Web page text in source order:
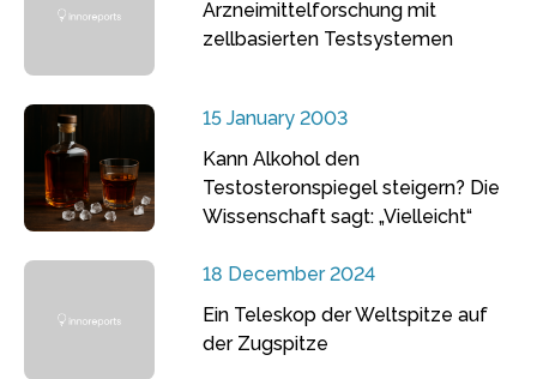
Arzneimittelforschung mit
zellbasierten Testsystemen
15 January 2003
Kann Alkohol den
Testosteronspiegel steigern? Die
Wissenschaft sagt: „Vielleicht“
18 December 2024
Ein Teleskop der Weltspitze auf
der Zugspitze